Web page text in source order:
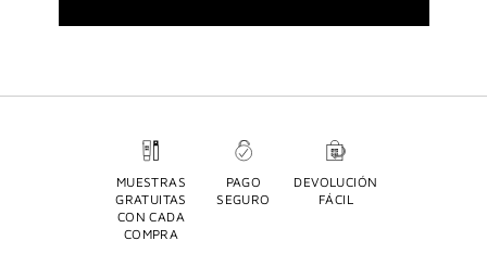
MUESTRAS
GRATUITAS
CON CADA
COMPRA
PAGO
SEGURO
DEVOLUCIÓN
FÁCIL